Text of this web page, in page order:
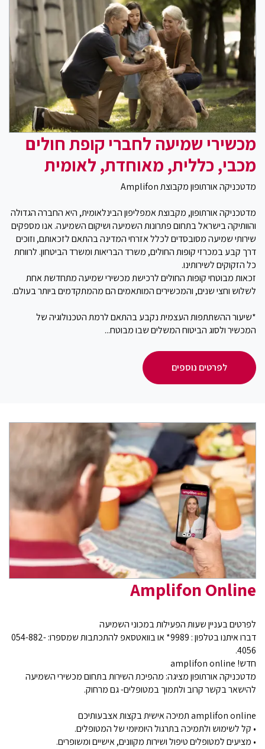
מכשירי שמיעה לחברי קופת חולים
מכבי, כללית, מאוחדת, לאומית
מדטכניקה אורתופון מקבוצת Amplifon
מדטכניקה אורתופון, מקבוצת אמפליפון הבינלאומית, היא החברה הגדולה
והוותיקה בישראל בתחום פתרונות השמיעה ושיקום השמיעה. אנו מספקים
שירותי שמיעה מסובסדים לכלל אזרחי המדינה בהתאם לזכאותם, וזוכים
דרך קבע במכרזי קופות החולים, משרד הבריאות ומשרד הביטחון. לרווחת
כל הזקוקים לשירותינו.
זכאות מבוטחי קופות החולים לרכישת מכשירי שמיעה מתחדשת אחת
לשלוש וחצי שנים, והמכשירים המותאמים הם מהמתקדמים ביותר בעולם.
*שיעור ההשתתפות העצמית נקבע בהתאם לרמת הטכנולוגיה של
המכשיר ולסוג הביטוח המשלים שבו מבוטח...
לפרטים נוספים
Amplifon Online
לפרטים בעניין שעות הפעילות במכוני השמיעה
דברו איתנו בטלפון : 9989* או בוואטסאפ להתכתבות שמספרו: 054-882-
4056.
חדש! amplifon online
מדטכניקה אורתופון מציגה: מהפיכת השירות בתחום מכשירי השמיעה
להישאר בקשר קרוב ולתמוך במטופלים- גם מרחוק.
amplifon online תמיכה אישית בקצות אצבעותיכם
• קל לשימוש ולתמיכה בתרגול היומיומי של המטופלים.
• מציעים למטופלים טיפול ושירות מקוונים, אישיים ומשופרים.